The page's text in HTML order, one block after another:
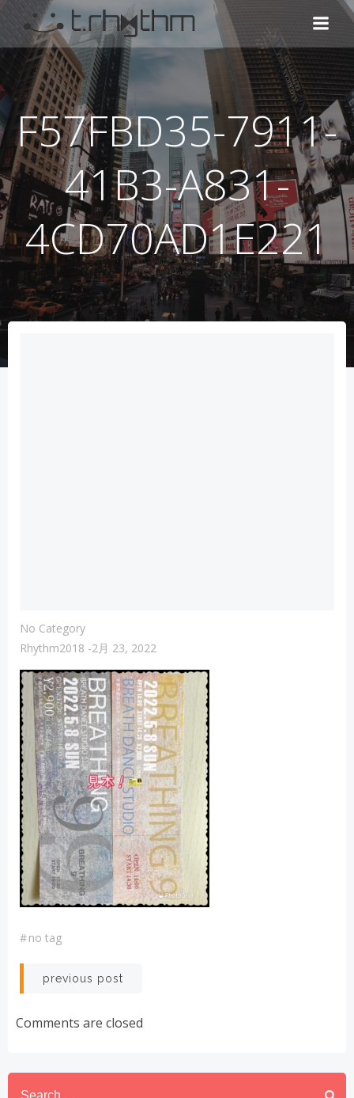
ン
テ
へ
ス
キ
ッ
プ
F57FBD35-7911-
41B3-A831-
4CD70AD1E221
No Category
Rhythm2018 -2月 23, 2022
#no tag
投
稿
previous post
Comments are closed
Search